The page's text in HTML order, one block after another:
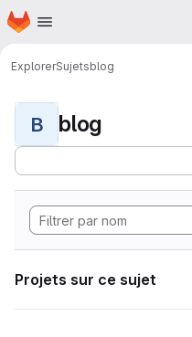
Passer au contenu principal
Page d'accueil
ExplorerSujetsblog
B blog
Projets sur ce sujet